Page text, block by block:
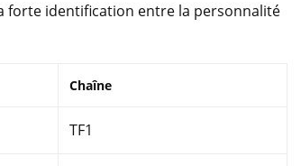
forte identification entre la personnalité
Chaîne
TF1